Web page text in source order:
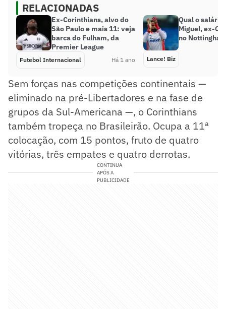
RELACIONADAS
Ex-Corinthians, alvo do
São Paulo e mais 11: veja
barca do Fulham, da
Premier League
Futebol Internacional Há 1 ano
Qual o salário
Miguel, ex-
no
Lance! Biz
Sem forças nas competições continentais —
eliminado na pré-Libertadores e na fase de
grupos da Sul-Americana —, o Corinthians
também tropeça no Brasileirão. Ocupa a 11ª
colocação, com 15 pontos, fruto de quatro
vitórias, três empates e quatro derrotas.
CONTINUA
APÓS A
PUBLICIDADE